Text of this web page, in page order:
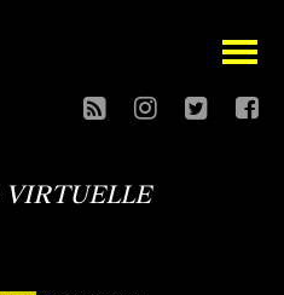
open
VIRTUELLE